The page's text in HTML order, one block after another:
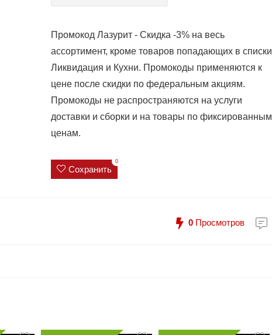
Промокод Лазурит - Скидка -3% на весь
ассортимент, кроме товаров попадающих в списки
Ликвидация и Кухни. Промокоды применяются к
цене после скидки по федеральным акциям.
Промокоды не распространяются на услуги
доставки и сборки и на товары по фиксированным
ценам.
Сохранить
0
0 Просмотров